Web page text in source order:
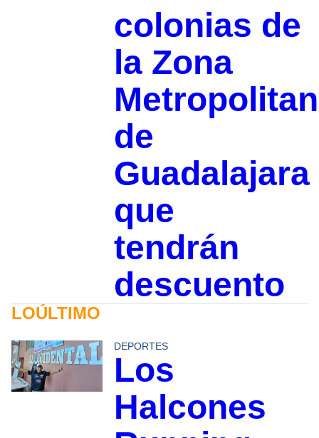
colonias de
la Zona
de
Guadalajara
que
tendrán
descuento
LOÚLTIMO
DEPORTES
Los
Halcones